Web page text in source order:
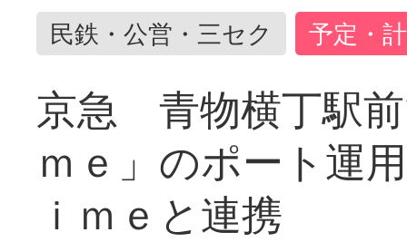
民鉄・公営・三セク 予定・
京急 青物横丁駅
ｍｅ」のポート運
ｉｍｅと連携